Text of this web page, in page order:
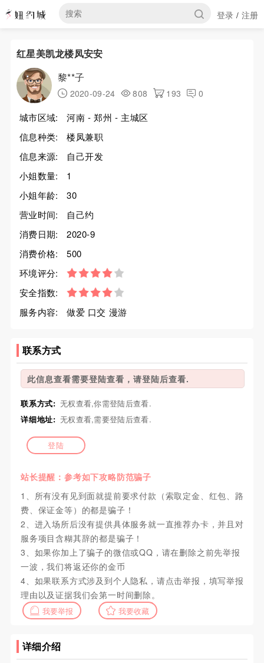
登录 / 注册
红星美凯龙楼凤安安
黎**子
2020-09-24 808 193 0
城市区域:
河南 - 郑州 - 主城区
信息种类:
楼凤兼职
信息来源:
自己开发
小姐数量:
1
小姐年龄:
30
营业时间:
自己约
消费日期:
2020-9
消费价格:
500
环境评分:
安全指数:
服务内容:
做爱 口交 漫游
联系方式
此信息查看需要登陆查看，请登陆后查看.
联系方式: 无权查看,你需登陆后查看.
详细地址: 无权查看,需要登陆后查看.
登陆
站长提醒：参考如下攻略防范骗子
1、所有没有见到面就提前要求付款（索取定金、红包、路
费、保证金等）的都是骗子！
2、进入场所后没有提供具体服务就一直推荐办卡，并且对
服务项目含糊其辞的都是骗子！
3、如果你加上了骗子的微信或QQ，请在删除之前先举报
一波，我们将返还你的金币
4、如果联系方式涉及到个人隐私，请点击举报，填写举报
理由以及证据我们会第一时间删除。
我要举报 我要收藏
详细介绍